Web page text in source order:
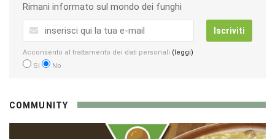
Rimani informato sul mondo dei funghi
Iscriviti
Acconsento al trattamento dei dati personali (leggi)
Si
No
COMMUNITY